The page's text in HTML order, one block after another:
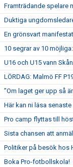
Framträdande spelare
Duktiga
En grönsvart
10 segrar av 10
U16 och U15 vann
LÖRDAG: Malmö FF
”Om laget ger upp så
Här kan ni läsa
Pro camp flyttas till
Sista chansen att
Politiker på besök hos
Boka Pro-fotbollskola!